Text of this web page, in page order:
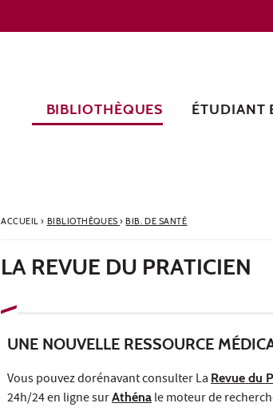
BIBLIOTHÈQUES ÉTUDIANT
ACCUEIL› BIBLIOTHÈQUES› BIB. DE SANTÉ
LA REVUE DU PRATICIEN
UNE NOUVELLE RESSOURCE
Vous pouvez dorénavant consulter La Revue du
24h/24 en ligne surAthéna le moteur de